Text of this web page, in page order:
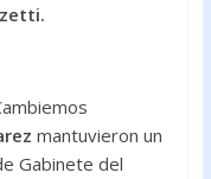
mantuvieron un
Gabinete del